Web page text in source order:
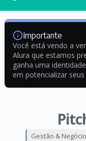
Importante
Você está vendo a
Alura que estamos
ganha uma
em potencializar
Gestão &